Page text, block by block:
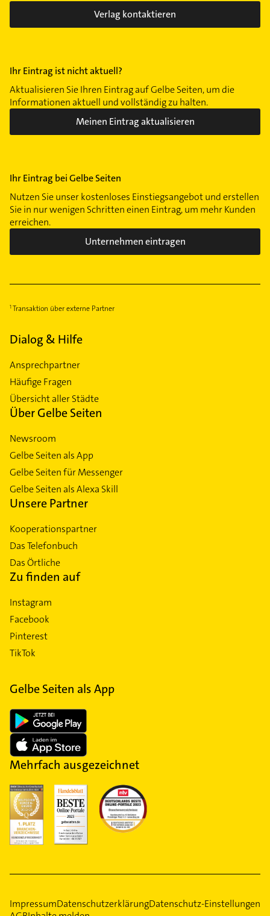
Verlag kontaktieren
Ihr Eintrag ist nicht aktuell?
Aktualisieren Sie Ihren Eintrag auf Gelbe Seiten, um die
Informationen aktuell und vollständig zu halten.
Meinen Eintrag aktualisieren
Ihr Eintrag bei Gelbe Seiten
Nutzen Sie unser kostenloses Einstiegsangebot und erstellen
Sie in nur wenigen Schritten einen Eintrag, um mehr Kunden
erreichen.
Unternehmen eintragen
Transaktion über externe Partner
Dialog & Hilfe
Ansprechpartner
Häufige Fragen
Übersicht aller Städte
Über Gelbe Seiten
Newsroom
Gelbe Seiten als App
Gelbe Seiten für Messenger
Gelbe Seiten als Alexa Skill
Unsere Partner
Kooperationspartner
Das Telefonbuch
Das Örtliche
Zu finden auf
Instagram
Facebook
Pinterest
TikTok
Gelbe Seiten als App
Mehrfach ausgezeichnet
ImpressumDatenschutzerklärungDatenschutz-Einstellungen